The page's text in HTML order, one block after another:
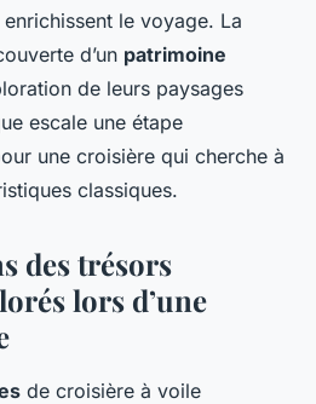
le voyage. La
d’un patrimoine
de leurs paysages
escale une étape
une croisière qui cherche à
classiques.
des trésors
lors d’une
de croisière à voile